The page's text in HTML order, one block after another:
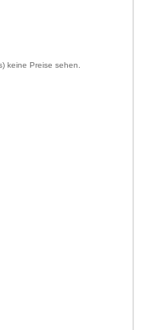
keine Preise sehen.